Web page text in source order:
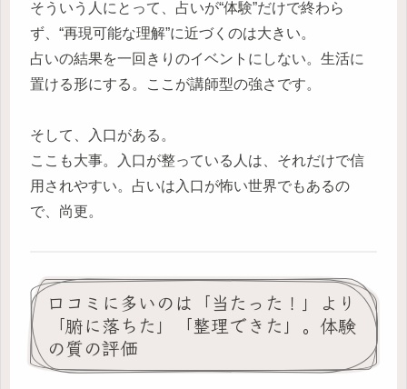
そういう人にとって、占いが“体験”だけで終わら
ず、“再現可能な理解”に近づくのは大きい。
占いの結果を一回きりのイベントにしない。生活に
置ける形にする。ここが講師型の強さです。
そして、入口がある。
ここも大事。入口が整っている人は、それだけで信
用されやすい。占いは入口が怖い世界でもあるの
で、尚更。
口コミに多いのは「当たった！」より
「腑に落ちた」「整理できた」。体験
の質の評価